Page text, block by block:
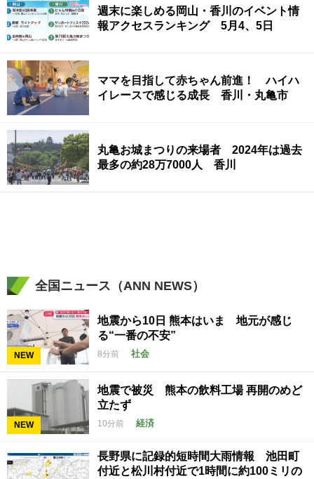
週末に楽しめる岡山・香川のイベント情
報アクセスランキング 5月4、5日
ママを目指して赤ちゃん前進！ ハイハ
イレースで感じる成長 香川・丸亀市
丸亀お城まつりの来場者 2024年は過去
最多の約28万7000人 香川
全国ニュース（ANN NEWS）
NEW
地震から10日 熊本はいま 地元が感じ
る“一番の不安”
8分前 社会
NEW
地震で被災 熊本の飲料工場 再開のめど
立たず
10分前 経済
長野県に記録的短時間大雨情報 池田町
付近と松川村付近で1時間に約100ミリの